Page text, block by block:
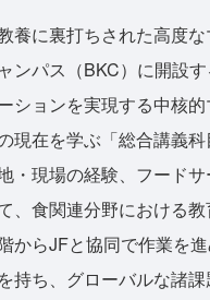
養に裏打ちされた高度
ンパス（BKC）に開設
ションを実現する中核
現在を学ぶ「総合講義
・現場の経験、フード
、食関連分野における
からJFと協同で作業を
持ち、グローバルな諸